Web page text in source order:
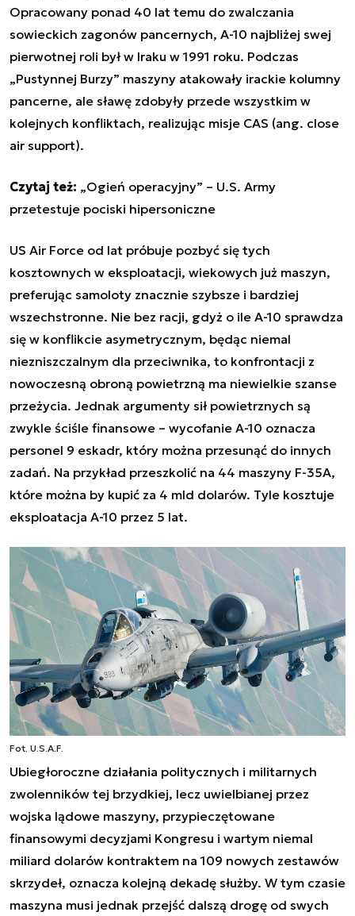
Opracowany ponad 40 lat temu do zwalczania
sowieckich zagonów pancernych, A-10 najbliżej swej
pierwotnej roli był w Iraku w 1991 roku. Podczas
„Pustynnej Burzy” maszyny atakowały irackie kolumny
pancerne, ale sławę zdobyły przede wszystkim w
kolejnych konfliktach, realizując misje CAS (ang. close
air support).
Czytaj też: „Ogień operacyjny” – U.S. Army
przetestuje pociski hipersoniczne
US Air Force od lat próbuje pozbyć się tych
kosztownych w eksploatacji, wiekowych już maszyn,
preferując samoloty znacznie szybsze i bardziej
wszechstronne. Nie bez racji, gdyż o ile A-10 sprawdza
się w konflikcie asymetrycznym, będąc niemal
niezniszczalnym dla przeciwnika, to konfrontacji z
nowoczesną obroną powietrzną ma niewielkie szanse
przeżycia. Jednak argumenty sił powietrznych są
zwykle ściśle finansowe – wycofanie A-10 oznacza
personel 9 eskadr, który można przesunąć do innych
zadań. Na przykład przeszkolić na 44 maszyny F-35A,
które można by kupić za 4 mld dolarów. Tyle kosztuje
eksploatacja A-10 przez 5 lat.
Fot. U.S.A.F.
Ubiegłoroczne działania politycznych i militarnych
zwolenników tej brzydkiej, lecz uwielbianej przez
wojska lądowe maszyny, przypieczętowane
finansowymi decyzjami Kongresu i wartym niemal
miliard dolarów kontraktem na 109 nowych zestawów
skrzydeł, oznacza kolejną dekadę służby. W tym czasie
maszyna musi jednak przejść dalszą drogę od swych